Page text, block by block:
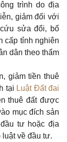
trình do địa
giảm đối với
sửa đổi, bổ
cấp tỉnh nghiên
dân theo thẩm
giảm tiền thuê
tại Luật Đất đai
thuê đất được
mục đích sản
tư hoặc địa
về đầu tư.